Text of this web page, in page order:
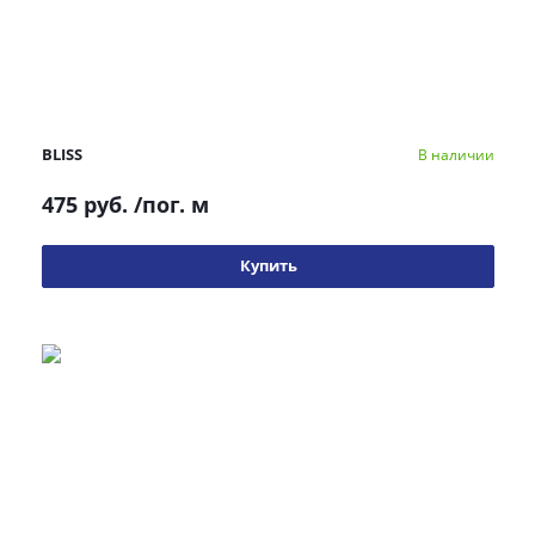
BLISS В наличии
475 руб. /пог. м
Купить